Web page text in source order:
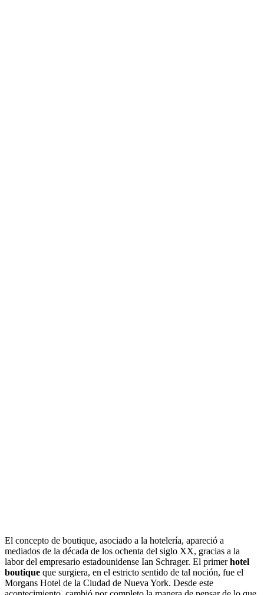
El concepto de boutique, asociado a la hotelería, apareció a
mediados de la década de los ochenta del siglo XX, gracias a la
labor del empresario estadounidense Ian Schrager. El primerhotel
boutique que surgiera, en el estricto sentido de tal noción, fue el
Morgans Hotel de la Ciudad de Nueva York. Desde este